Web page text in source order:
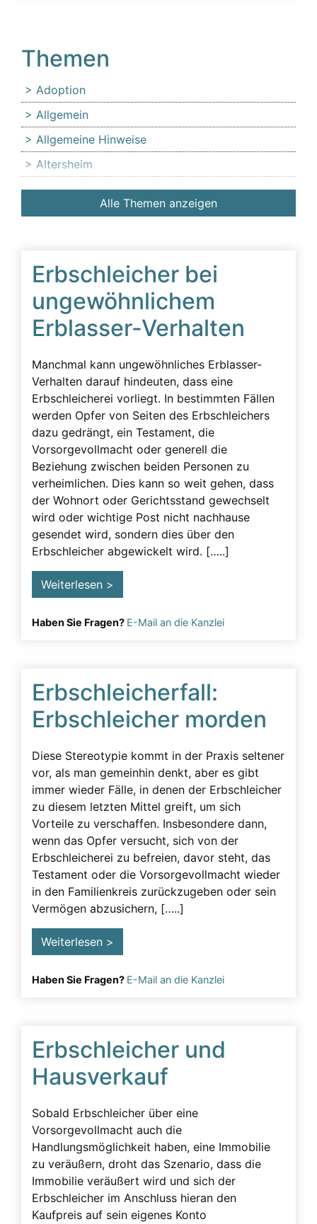
Erbschleicher bei
ungewöhnlichem
Erblasser-Verhalten
Manchmal kann ungewöhnliches Erblasser-
Verhalten darauf hindeuten, dass eine
Erbschleicherei vorliegt. In bestimmten Fällen
werden Opfer von Seiten des Erbschleichers
dazu gedrängt, ein Testament, die
Vorsorgevollmacht oder generell die
Beziehung zwischen beiden Personen zu
verheimlichen. Dies kann so weit gehen, dass
der Wohnort oder Gerichtsstand gewechselt
wird oder wichtige Post nicht nachhause
gesendet wird, sondern dies über den
Erbschleicher abgewickelt wird. […..]
Weiterlesen >
Haben Sie Fragen? E-Mail an die Kanzlei
Erbschleicherfall:
Erbschleicher morden
Diese Stereotypie kommt in der Praxis seltener
vor, als man gemeinhin denkt, aber es gibt
immer wieder Fälle, in denen der Erbschleicher
zu diesem letzten Mittel greift, um sich
Vorteile zu verschaffen. Insbesondere dann,
wenn das Opfer versucht, sich von der
Erbschleicherei zu befreien, davor steht, das
Testament oder die Vorsorgevollmacht wieder
in den Familienkreis zurückzugeben oder sein
Vermögen abzusichern, […..]
Weiterlesen >
Haben Sie Fragen? E-Mail an die Kanzlei
Erbschleicher und
Hausverkauf
Sobald Erbschleicher über eine
Vorsorgevollmacht auch die
Handlungsmöglichkeit haben, eine Immobilie
zu veräußern, droht das Szenario, dass die
Immobilie veräußert wird und sich der
Erbschleicher im Anschluss hieran den
Kaufpreis auf sein eigenes Konto
Themen
Adoption
Allgemein
Allgemeine Hinweise
Altersheim
Anfechtung
Angehörige
Äußerer Tatbestand: Diffamierung von
Familienmitgliedern
Beeinflussung
Beeinflussung – unzulässig
Beeinflussung unzulässig
Besuchsverbot
Betreuung
Demenz
Detektiv
Erblasser
Erbscheicherei aus dem sozialen Bereich des
Erblassers
Erbschleicher
Erbschleicher Alarmsignale
Erbschleicherei
Erbunwürdigkeit
Ersatzansprüche
Familiengeschichte wurde zerstört
Fassadenverhalten
Gericht
Geschädigte
Geschäftsunfähigkeit
Gesprächsüberwachung
Gutachten
Körperliche Faktoren
Pfleger
Pflichtteil
Pflichtteilsverzicht
Pressearbeit
Presseartikel
Pressemitteilung
Rechtsanwalt
Rechtsgrundlage
Alle Themen anzeigen